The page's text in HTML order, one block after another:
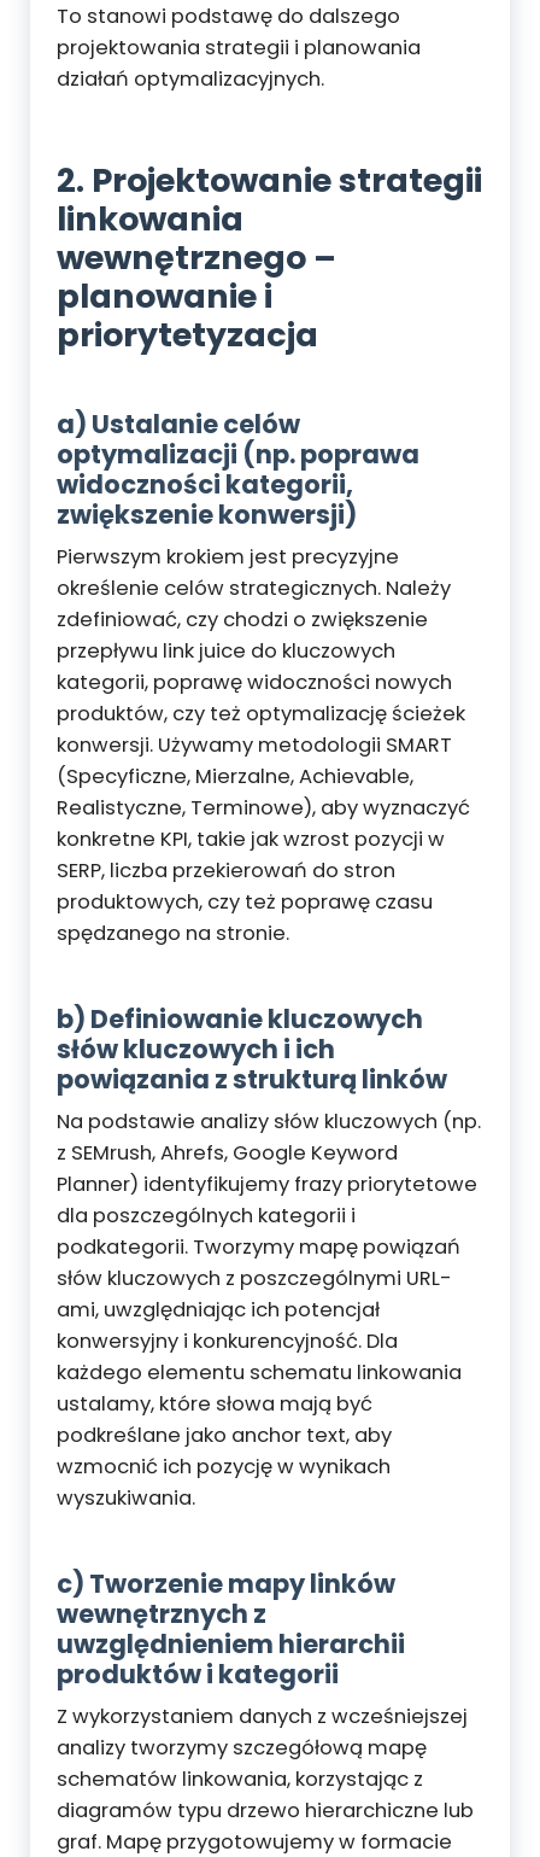
To stanowi podstawę do dalszego
projektowania strategii i planowania
działań optymalizacyjnych.
2. Projektowanie strategii
linkowania
wewnętrznego –
planowanie i
priorytetyzacja
a) Ustalanie celów
optymalizacji (np. poprawa
widoczności kategorii,
zwiększenie konwersji)
Pierwszym krokiem jest precyzyjne
określenie celów strategicznych. Należy
zdefiniować, czy chodzi o zwiększenie
przepływu link juice do kluczowych
kategorii, poprawę widoczności nowych
produktów, czy też optymalizację ścieżek
konwersji. Używamy metodologii SMART
(Specyficzne, Mierzalne, Achievable,
Realistyczne, Terminowe), aby wyznaczyć
konkretne KPI, takie jak wzrost pozycji w
SERP, liczba przekierowań do stron
produktowych, czy też poprawę czasu
spędzanego na stronie.
b) Definiowanie kluczowych
słów kluczowych i ich
powiązania z strukturą linków
Na podstawie analizy słów kluczowych (np.
z SEMrush, Ahrefs, Google Keyword
Planner) identyfikujemy frazy priorytetowe
dla poszczególnych kategorii i
podkategorii. Tworzymy mapę powiązań
słów kluczowych z poszczególnymi URL-
ami, uwzględniając ich potencjał
konwersyjny i konkurencyjność. Dla
każdego elementu schematu linkowania
ustalamy, które słowa mają być
podkreślane jako anchor text, aby
wzmocnić ich pozycję w wynikach
wyszukiwania.
c) Tworzenie mapy linków
wewnętrznych z
uwzględnieniem hierarchii
produktów i kategorii
Z wykorzystaniem danych z wcześniejszej
analizy tworzymy szczegółową mapę
schematów linkowania, korzystając z
diagramów typu drzewo hierarchiczne lub
graf. Mapę przygotowujemy w formacie